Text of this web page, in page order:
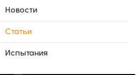
Новости
Статьи
Испытания